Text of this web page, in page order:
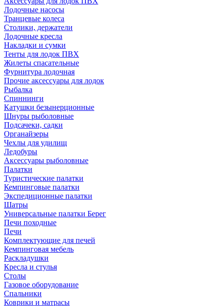
Лодочные насосы
Транцевые колеса
Столики, держатели
Лодочные кресла
Накладки и сумки
Тенты для лодок ПВХ
Жилеты спасательные
Фурнитура лодочная
Прочие аксессуары для лодок
Рыбалка
Спиннинги
Катушки безынерционные
Шнуры рыболовные
Подсачеки, садки
Органайзеры
Чехлы для удилищ
Ледобуры
Аксессуары рыболовные
Палатки
Туристические палатки
Кемпинговые палатки
Экспедиционные палатки
Шатры
Универсальные палатки Берег
Печи походные
Печи
Комплектующие для печей
Кемпинговая мебель
Раскладушки
Кресла и стулья
Столы
Газовое оборудование
Спальники
Коврики и матрасы